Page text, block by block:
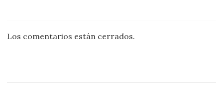
Los comentarios están cerrados.